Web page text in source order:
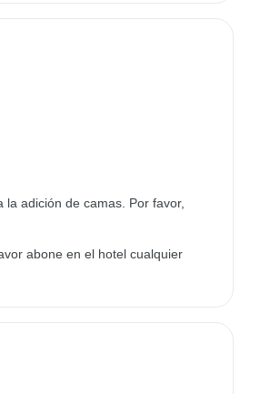
adición de camas. Por favor,
abone en el hotel cualquier